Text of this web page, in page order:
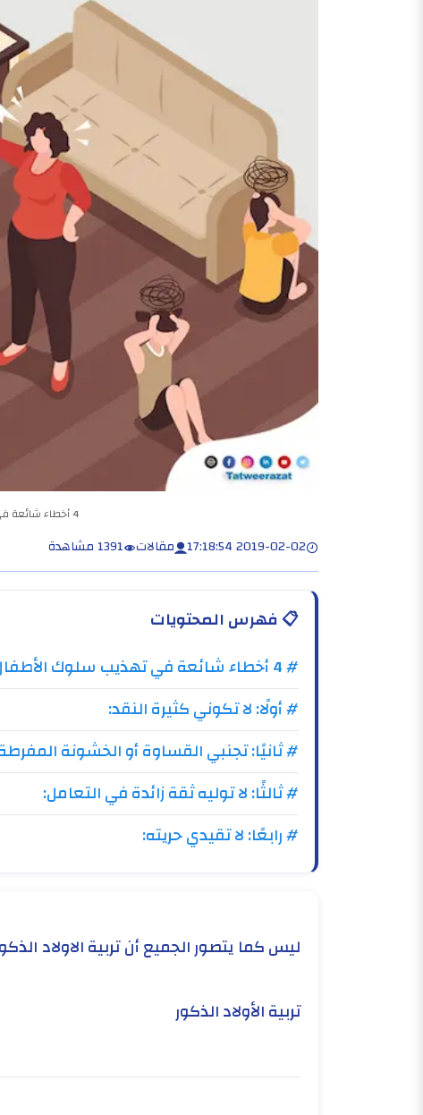
4 أخطاء شائعة في تربية الأولاد الذكور
2019-02-02 17:18:54 مقالات 1391 مشاهدة
📋فهرس المحتويات
# 4 أخطاء شائعة في تهذيب سلوك الأطفال
# أولًا: لا تكوني كثيرة النقد:
# ثانيًا: تجنبي القساوة أو الخشونة
# ثالثًا: لا توليه ثقة زائدة في التعامل:
# رابعًا: لا تقيدي حريته:
تربية الأولاد الذكور